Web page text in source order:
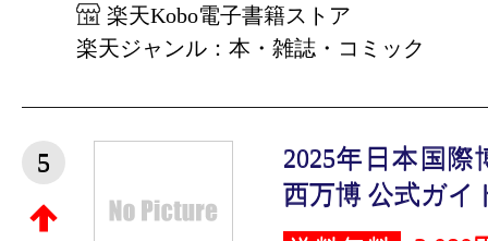
楽天Kobo電子書籍ストア
楽天ジャンル：本・雑誌・コミック
5
2025年日本国
西万博 公式ガイ